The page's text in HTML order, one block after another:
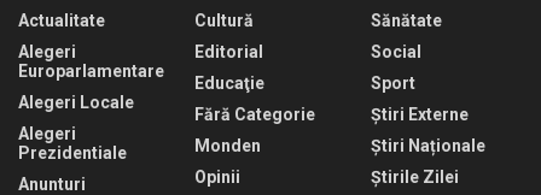
Actualitate
Alegeri
Europarlamentare
Alegeri Locale
Alegeri
Prezidentiale
Anunturi
Cultură
Editorial
Educaţie
Fără Categorie
Monden
Opinii
Sănătate
Social
Sport
Știri Externe
Știri Naționale
Știrile Zilei